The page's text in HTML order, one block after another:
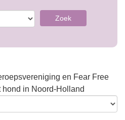
Zoek
en Fear Free
in Noord-Holland